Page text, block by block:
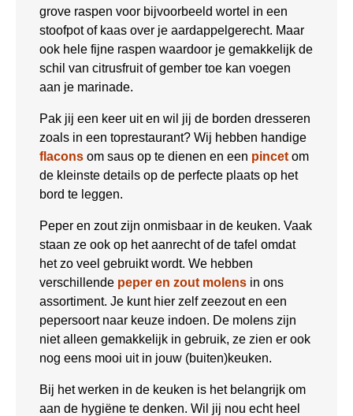
grove raspen voor bijvoorbeeld wortel in een
stoofpot of kaas over je aardappelgerecht. Maar
ook hele fijne raspen waardoor je gemakkelijk de
schil van citrusfruit of gember toe kan voegen
aan je marinade.
Pak jij een keer uit en wil jij de borden dresseren
zoals in een toprestaurant? Wij hebben handige
flacons om saus op te dienen en een pincet om
de kleinste details op de perfecte plaats op het
bord te leggen.
Peper en zout zijn onmisbaar in de keuken. Vaak
staan ze ook op het aanrecht of de tafel omdat
het zo veel gebruikt wordt. We hebben
verschillende peper en zout molens in ons
assortiment. Je kunt hier zelf zeezout en een
pepersoort naar keuze indoen. De molens zijn
niet alleen gemakkelijk in gebruik, ze zien er ook
nog eens mooi uit in jouw (buiten)keuken.
Bij het werken in de keuken is het belangrijk om
aan de hygiëne te denken. Wil jij nou echt heel